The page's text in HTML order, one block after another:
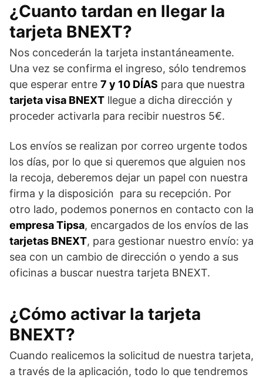
¿Cuanto tardan en llegar la
tarjeta BNEXT?
Nos concederán la tarjeta instantáneamente.
Una vez se confirma el ingreso, sólo tendremos
que esperar entre 7 y 10 DÍAS para que nuestra
tarjeta visa BNEXT llegue a dicha dirección y
proceder activarla para recibir nuestros 5€.
Los envíos se realizan por correo urgente todos
los días, por lo que si queremos que alguien nos
la recoja, deberemos dejar un papel con nuestra
firma y la disposición para su recepción. Por
otro lado, podemos ponernos en contacto con la
empresa Tipsa, encargados de los envíos de las
tarjetas BNEXT, para gestionar nuestro envío: ya
sea con un cambio de dirección o yendo a sus
oficinas a buscar nuestra tarjeta BNEXT.
¿Cómo activar la tarjeta
BNEXT?
Cuando realicemos la solicitud de nuestra tarjeta,
a través de la aplicación, todo lo que tendremos